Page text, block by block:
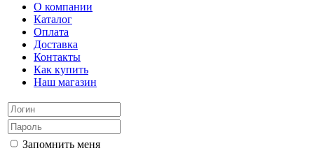
О компании
Каталог
Оплата
Доставка
Контакты
Как купить
Наш магазин
Запомнить меня